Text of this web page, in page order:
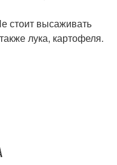
стоит высаживать
лука, картофеля.